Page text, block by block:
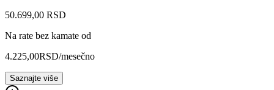
50.699,00 RSD
Na rate bez kamate od
4.225,00RSD/mesečno
Saznajte više